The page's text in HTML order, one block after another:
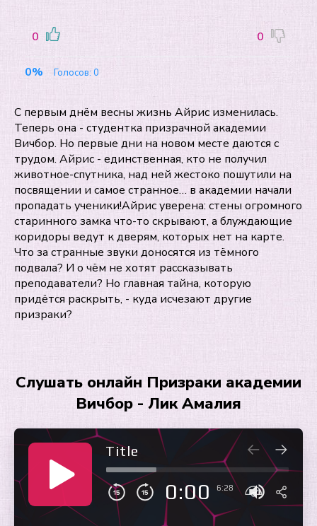
0 0
0% Голосов: 0
С первым днём весны жизнь Айрис изменилась.
Теперь она - студентка призрачной академии
Вичбор. Но первые дни на новом месте даются с
трудом. Айрис - единственная, кто не получил
животное-спутника, над ней жестоко пошутили на
посвящении и самое странное… в академии начали
пропадать ученики!Айрис уверена: стены огромного
старинного замка что-то скрывают, а блуждающие
коридоры ведут к дверям, которых нет на карте.
Что за странные звуки доносятся из тёмного
подвала? И о чём не хотят рассказывать
преподаватели? Но главная тайна, которую
придётся раскрыть, - куда исчезают другие
призраки?
Слушать онлайн Призраки академии
Вичбор - Лик Амалия
Title
0:00 6:28